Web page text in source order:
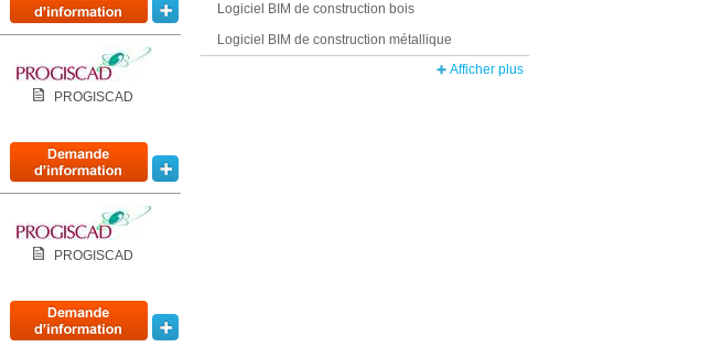
PROGISCAD
PROGISCAD
Logiciel BIM de construction bois
Logiciel BIM de construction métallique
Afficher plus